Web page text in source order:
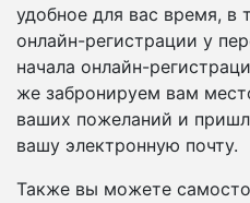
удобное для вас время, в
онлайн-регистрации у
начала онлайн-
же забронируем вам
ваших пожеланий и
вашу электронную почту.
Также вы можете